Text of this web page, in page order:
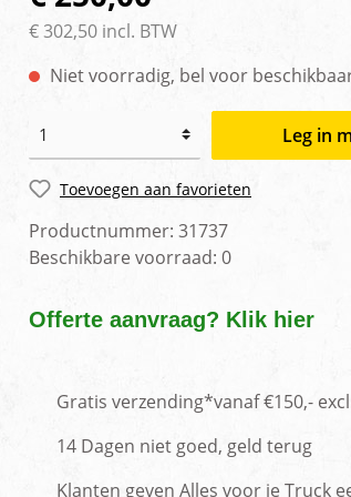
€ 302,50 incl. BTW
Niet voorradig, bel voor
Leg in
Toevoegen aan favorieten
Productnummer: 31737
Beschikbare voorraad: 0
Offerte aanvraag? Klik hier
Gratis verzending*vanaf €150,-
14 Dagen niet goed, geld terug
Klanten geven Alles voor je Truck